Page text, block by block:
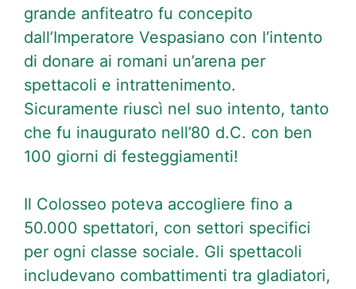
grande anfiteatro fu concepito
dall’Imperatore Vespasiano con l’intento
di donare ai romani un’arena per
spettacoli e intrattenimento.
Sicuramente riuscì nel suo intento, tanto
che fu inaugurato nell’80 d.C. con ben
100 giorni di festeggiamenti!
Il Colosseo poteva accogliere fino a
50.000 spettatori, con settori specifici
per ogni classe sociale. Gli spettacoli
includevano combattimenti tra gladiatori,